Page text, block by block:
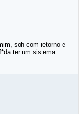
soh com retorno e
ter um sistema